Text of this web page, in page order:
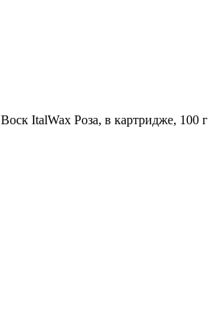
Воск ItalWax Роза, в картридже, 100 г